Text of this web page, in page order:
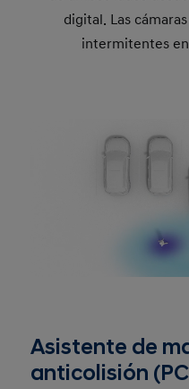
digital. Las
intermitentes
Asistente de
anticolisión